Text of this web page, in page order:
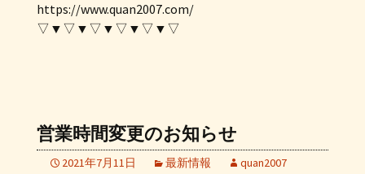
https://www.quan2007.com/
▽▼▽▼▽▼▽▼▽▼▽
営業時間変更のお知らせ
2021年7月11日 最新情報 quan2007